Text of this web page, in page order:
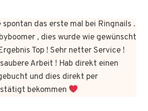
spontan das erste mal bei Ringnails .
, dies wurde wie gewünscht
Top ! Sehr netter Service !
Arbeit ! Hab direkt einen
und dies direkt per
bekommen